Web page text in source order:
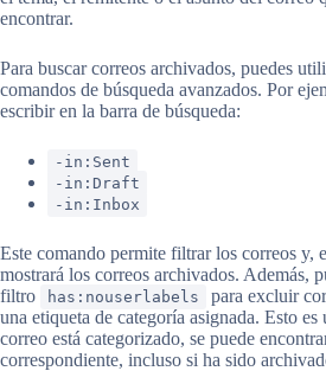
encontrar.
Para buscar correos archivados, puedes
comandos de búsqueda avanzados. Por
escribir en la barra de búsqueda:
-in:Sent
-in:Draft
-in:Inbox
Este comando permite filtrar los correos y,
mostrará los correos archivados. Además,
filtro
has:nouserlabels
para excluir
una etiqueta de categoría asignada. Esto
correo está categorizado, se puede
correspondiente, incluso si ha sido